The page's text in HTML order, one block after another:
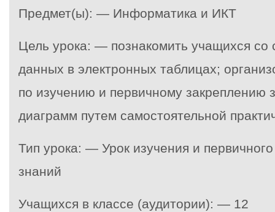
Предмет(ы): — Информатика и ИКТ
Цель урока: — познакомить учащихся со
данных в электронных таблицах;
по изучению и первичному закреплению
диаграмм путем самостоятельной
Тип урока: — Урок изучения и
знаний
Учащихся в классе (аудитории): — 12